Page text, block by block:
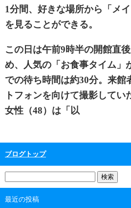
1分間、好きな場所から「メ
を見ることができる。
この日は午前9時半の開館直
め、人気の「お食事タイム」
での待ち時間は約30分。来館
トフォンを向けて撮影して
女性（48）は「以
ブログトップ
最近の投稿